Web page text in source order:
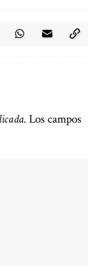
Los campos